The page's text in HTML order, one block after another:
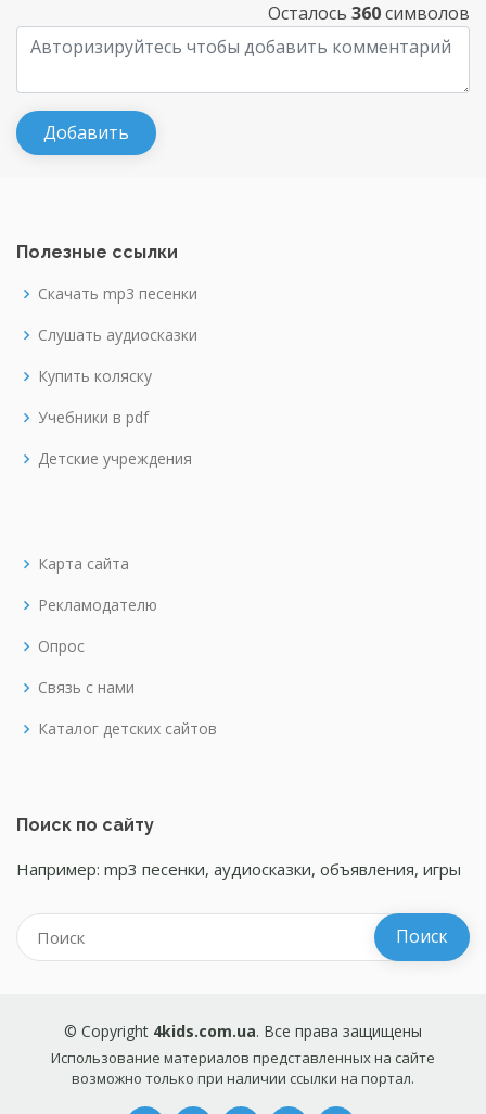
Осталось 360символов
Полезные ссылки
Скачать mp3 песенки
Слушать аудиосказки
Купить коляску
Учебники в pdf
Детские учреждения
Карта сайта
Рекламодателю
Опрос
Связь с нами
Каталог детских сайтов
Поиск по сайту
Например: mp3 песенки, аудиосказки, объявления, игры
© Copyright 4kids.com.ua. Все права защищены
Использование материалов представленных на сайте
возможно только при наличии ссылки на портал.